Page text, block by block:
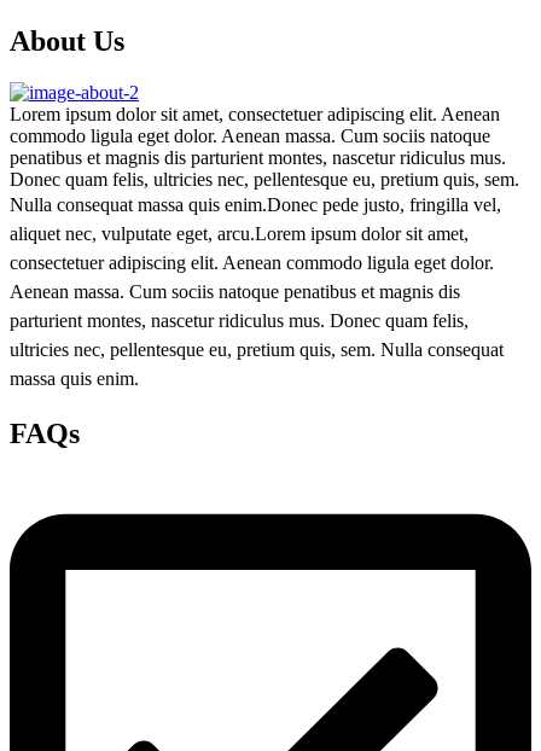
About Us
Lorem ipsum dolor sit amet, consectetuer adipiscing elit. Aenean
commodo ligula eget dolor. Aenean massa. Cum sociis natoque
penatibus et magnis dis parturient montes, nascetur ridiculus mus.
Donec quam felis, ultricies nec, pellentesque eu, pretium quis, sem.
Nulla consequat massa quis enim.Donec pede justo, fringilla vel,
aliquet nec, vulputate eget, arcu.Lorem ipsum dolor sit amet,
consectetuer adipiscing elit. Aenean commodo ligula eget dolor.
Aenean massa. Cum sociis natoque penatibus et magnis dis
parturient montes, nascetur ridiculus mus. Donec quam felis,
ultricies nec, pellentesque eu, pretium quis, sem. Nulla consequat
massa quis enim.
FAQs